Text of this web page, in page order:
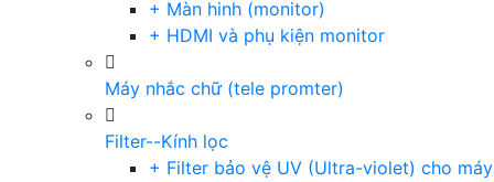
+ Màn hinh (monitor)
+ HDMI và phụ kiện monitor
Máy nhắc chữ (tele promter)
Filter--Kính lọc
+ Filter bảo vệ UV (Ultra-violet) cho